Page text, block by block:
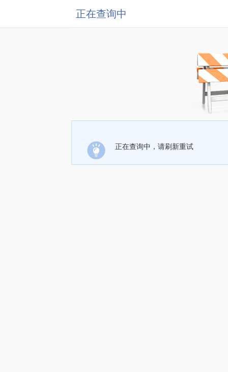
正在查询中
正在查询中，请刷新重试